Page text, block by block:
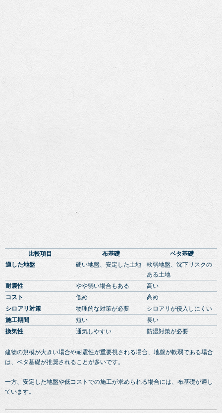
比較項目 布基礎
ベタ基礎
適した地盤
硬い地盤、安定した土地
軟弱地盤、沈下リスクの
ある土地
耐震性
やや弱い場合もある
高い
コスト
低め
高め
シロアリ対策
物理的な対策が必要
シロアリが侵入しにくい
施工期間
短い
長い
換気性
通気しやすい 防湿対策が必要
建物の規模が大きい場合や耐震性が重要視される場合、地盤が軟弱である場合
は、ベタ基礎が推奨されることが多いです。
一方、安定した地盤や低コストでの施工が求められる場合には、布基礎が適し
ています。